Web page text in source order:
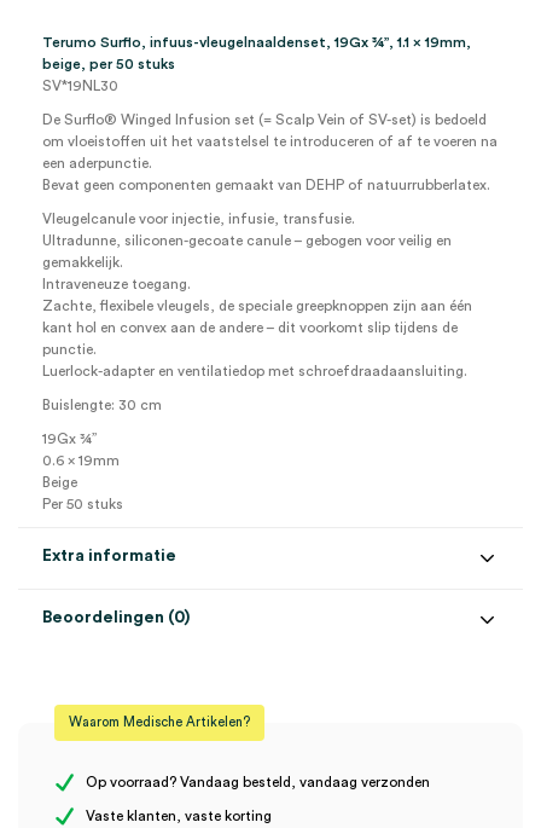
Terumo Surflo, infuus-vleugelnaaldenset, 19Gx ¾”, 1.1 x 19mm,
beige, per 50 stuks
SV*19NL30
De Surflo® Winged Infusion set (= Scalp Vein of SV-set) is bedoeld
om vloeistoffen uit het vaatstelsel te introduceren of af te voeren na
een aderpunctie.
Bevat geen componenten gemaakt van DEHP of natuurrubberlatex.
Vleugelcanule voor injectie, infusie, transfusie.
Ultradunne, siliconen-gecoate canule – gebogen voor veilig en
gemakkelijk.
Intraveneuze toegang.
Zachte, flexibele vleugels, de speciale greepknoppen zijn aan één
kant hol en convex aan de andere – dit voorkomt slip tijdens de
punctie.
Luerlock-adapter en ventilatiedop met schroefdraadaansluiting.
Buislengte: 30 cm
19Gx ¾”
0.6 x 19mm
Beige
Per 50 stuks
Extra informatie
Naald 19G x ¾"
Steriel
Beoordelingen (0)
Er zijn nog geen beoordelingen.
Waarom Medische Artikelen?
Op voorraad? Vandaag besteld, vandaag verzonden
Vaste klanten, vaste korting